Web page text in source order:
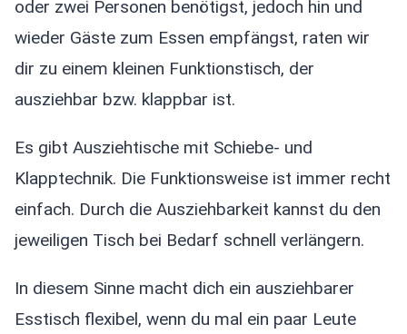
oder zwei Personen benötigst, jedoch hin und
wieder Gäste zum Essen empfängst, raten wir
dir zu einem kleinen Funktionstisch, der
ausziehbar bzw. klappbar ist.
Es gibt Ausziehtische mit Schiebe- und
Klapptechnik. Die Funktionsweise ist immer recht
einfach. Durch die Ausziehbarkeit kannst du den
jeweiligen Tisch bei Bedarf schnell verlängern.
In diesem Sinne macht dich ein ausziehbarer
Esstisch flexibel, wenn du mal ein paar Leute